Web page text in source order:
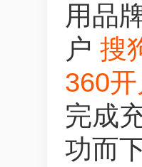
用品
户 搜
360
完成
功而